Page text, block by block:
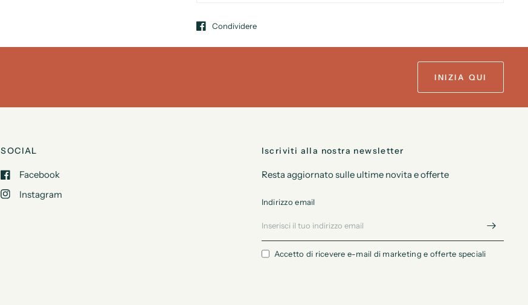
Condividere
INIZIA QUI
SOCIAL
Facebook
Instagram
Iscriviti alla nostra newsletter
Resta aggiornato sulle ultime novita e offerte
Indirizzo email
Accetto di ricevere e-mail di marketing e offerte speciali